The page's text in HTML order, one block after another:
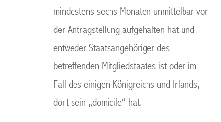
mindestens sechs Monaten unmittelbar vor
der Antragstellung aufgehalten hat und
entweder Staatsangehöriger des
betreffenden Mitgliedstaates ist oder im
Fall des einigen Königreichs und Irlands,
dort sein „domicile“ hat.